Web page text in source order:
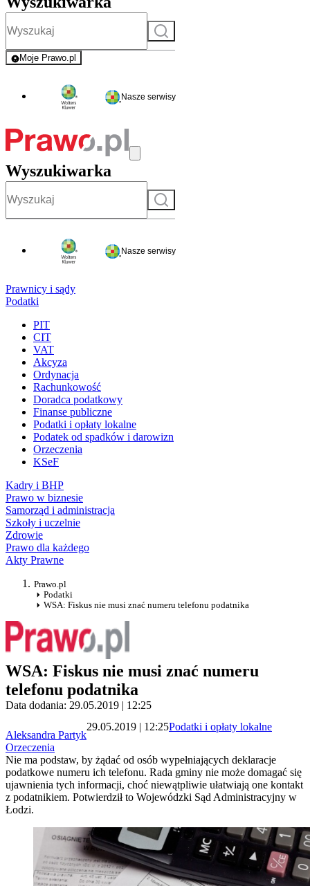
Szukaj
Moje Prawo.pl
- rejestracja i logowanie do serwisu
Nasze serwisy
Wyszukiwarka
Szukaj
Nasze serwisy
Prawnicy i sądy
Podatki
PIT
CIT
VAT
Akcyza
Ordynacja
Rachunkowość
Doradca podatkowy
Finanse publiczne
Podatki i opłaty lokalne
Podatek od spadków i darowizn
Orzeczenia
KSeF
Kadry i BHP
Prawo w biznesie
Samorząd i administracja
Szkoły i uczelnie
Zdrowie
Prawo dla każdego
Akty Prawne
Prawo.pl
Podatki
WSA: Fiskus nie musi znać numeru telefonu podatnika
WSA: Fiskus nie musi znać numeru
telefonu podatnika
Data dodania: 29.05.2019 | 12:25
Aleksandra Partyk
29.05.2019 | 12:25Podatki i opłaty lokalne
Orzeczenia
Nie ma podstaw, by żądać od osób wypełniających deklaracje
podatkowe numeru ich telefonu. Rada gminy nie może domagać się
ujawnienia tych informacji, choć niewątpliwie ułatwiają one kontakt
z podatnikiem. Potwierdził to Wojewódzki Sąd Administracyjny w
Łodzi.